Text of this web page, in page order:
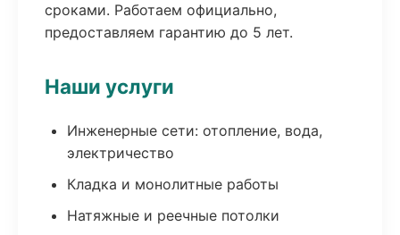
сроками. Работаем официально,
предоставляем гарантию до 5 лет.
Наши услуги
Инженерные сети: отопление, вода,
электричество
Кладка и монолитные работы
Натяжные и реечные потолки